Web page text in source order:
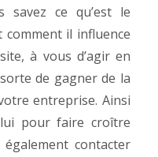
savez ce qu’est le
comment il influence
à vous d’agir en
de gagner de la
entreprise. Ainsi
pour faire croître
contacter